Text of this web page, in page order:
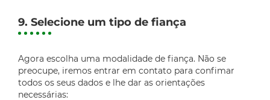
9. Selecione um tipo de fiança
Agora escolha uma modalidade de fiança. Não se
preocupe, iremos entrar em contato para confimar
todos os seus dados e lhe dar as orientações
necessárias: